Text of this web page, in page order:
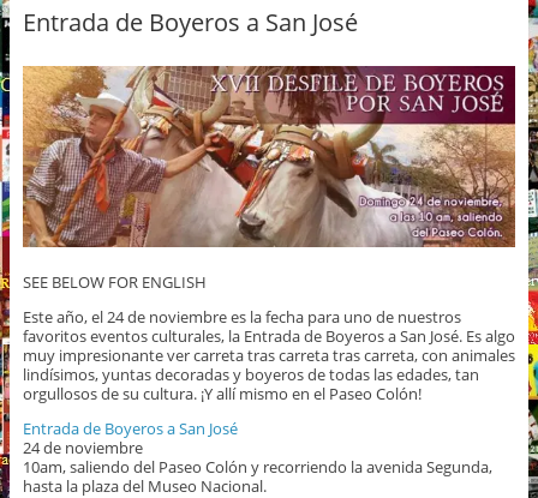
Entrada de Boyeros a San José
SEE BELOW FOR ENGLISH
Este año, el 24 de noviembre es la fecha para uno de nuestros
favoritos eventos culturales, la Entrada de Boyeros a San José. Es algo
muy impresionante ver carreta tras carreta tras carreta, con animales
lindísimos, yuntas decoradas y boyeros de todas las edades, tan
orgullosos de su cultura. ¡Y allí mismo en el Paseo Colón!
Entrada de Boyeros a San José
24 de noviembre
10am, saliendo del Paseo Colón y recorriendo la avenida Segunda,
hasta la plaza del Museo Nacional.